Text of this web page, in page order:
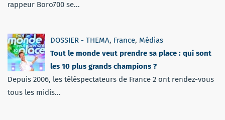
rappeur Boro700 se...
DOSSIER - THEMA, France, Médias
Tout le monde veut prendre sa place : qui sont
les 10 plus grands champions ?
Depuis 2006, les téléspectateurs de France 2 ont rendez-vous
tous les midis...